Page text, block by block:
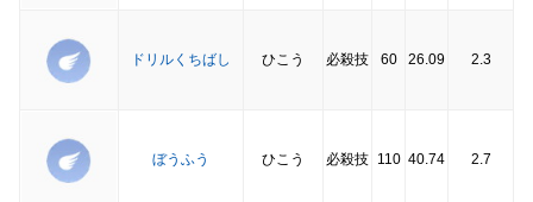
ドリルくちばし ひこう 必殺技 60 26.09 2.3
ぼうふう ひこう 必殺技 110 40.74 2.7